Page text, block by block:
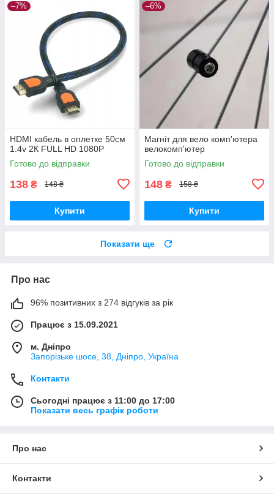
–7%
HDMI кабель в оплетке 50см
1.4v 2К FULL HD 1080P
Готово до відправки
138 ₴ 148 ₴
Купити
–6%
Магніт для вело комп'ютера
велокомп'ютер
Готово до відправки
148 ₴ 158 ₴
Купити
Показати ще
Про нас
96% позитивних з 274 відгуків за рік
Працює з 15.09.2021
м. Дніпро
Запорізьке шосе, 38, Дніпро, Україна
Контакти
Сьогодні працює з 11:00 до 17:00
Показати весь графік роботи
Про нас
Контакти